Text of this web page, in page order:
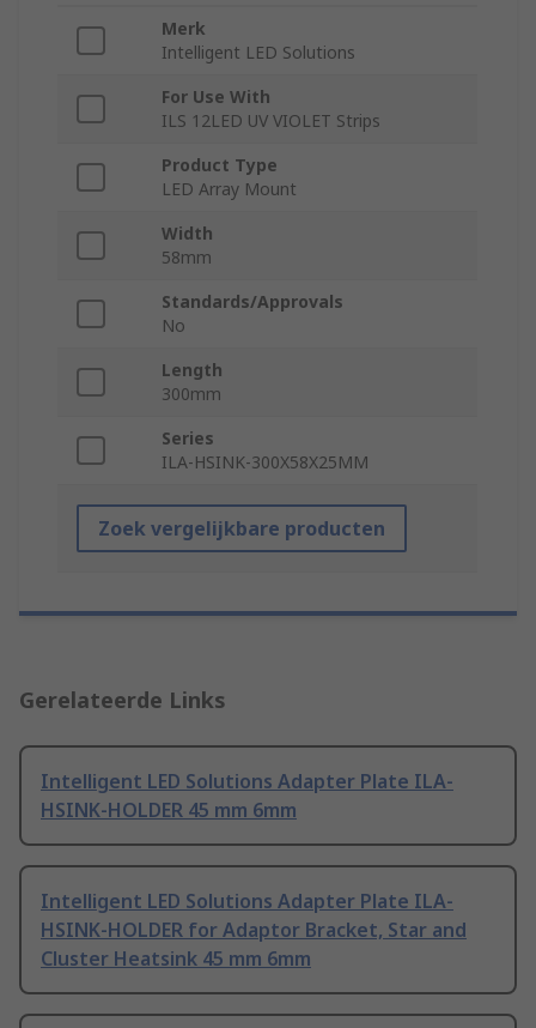
Merk
Intelligent LED Solutions
For Use With
ILS 12LED UV VIOLET Strips
Product Type
LED Array Mount
Width
58mm
Standards/Approvals
No
Length
300mm
Series
ILA-HSINK-300X58X25MM
Zoek vergelijkbare producten
Gerelateerde Links
Intelligent LED Solutions Adapter Plate ILA-
HSINK-HOLDER 45 mm 6mm
Intelligent LED Solutions Adapter Plate ILA-
HSINK-HOLDER for Adaptor Bracket, Star and
Cluster Heatsink 45 mm 6mm